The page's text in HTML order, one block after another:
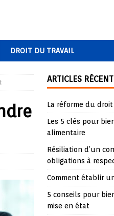
DROIT DU TRAVAIL
ARTICLES
La réforme du
Les 5 clés pour
alimentaire
Résiliation d’un
obligations à
Comment établir
5 conseils pour
mise en état